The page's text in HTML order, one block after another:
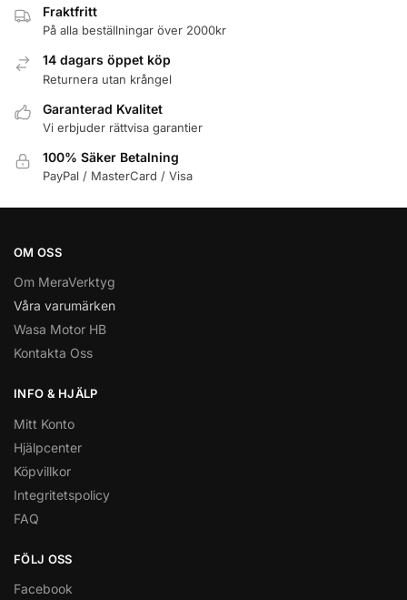
Fraktfritt
På alla beställningar över 2000kr
14 dagars öppet köp
Returnera utan krångel
Garanterad Kvalitet
Vi erbjuder rättvisa garantier
100% Säker Betalning
PayPal / MasterCard / Visa
OM OSS
Om MeraVerktyg
Våra varumärken
Wasa Motor HB
Kontakta Oss
INFO & HJÄLP
Mitt Konto
Hjälpcenter
Köpvillkor
Integritetspolicy
FAQ
FÖLJ OSS
Facebook